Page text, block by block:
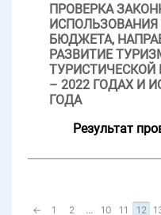
ПРОВЕРКА
ИСПОЛЬЗОВАНИЯ
БЮДЖЕТА,
РАЗВИТИЕ
ТУРИСТИЧЕСКОЙ
– 2022 ГОДАХ И
ГОДА
Результат
← 1 2 ... 10 11 12